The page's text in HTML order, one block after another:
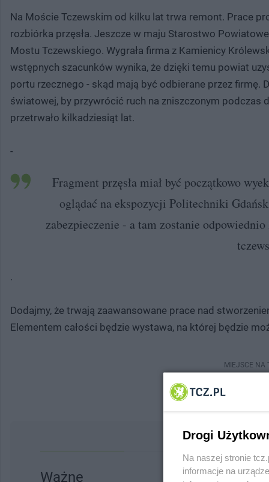
Na Moście Tczewskim od kilku lat trwa remont. Prace
rozbiórka przęsła. Jeszcze w maju Starostwo
Mostu Tczewskiego. Wygrała firma z Kamienicy
wstępnych szacunków wynika, że dzięki temu powiat
portu rzecznego - skąd mają być odbierane przez firmę.
światowej, by przywrócić ruch na zniszczonym podczas
przetrwało kilkadziesiąt lat.
-
Fragment przęsła miał być początkowo
oglądać na ekspozycji Politechniki
zabezpieczenie - a tam zostanie
.
Dodajmy, że trwają zaawansowane prace nad
Elementem całości będzie wystawa, na której będzie
MIEJSCE NA
Ważne
Drogi
Na naszej stronie
informacje na